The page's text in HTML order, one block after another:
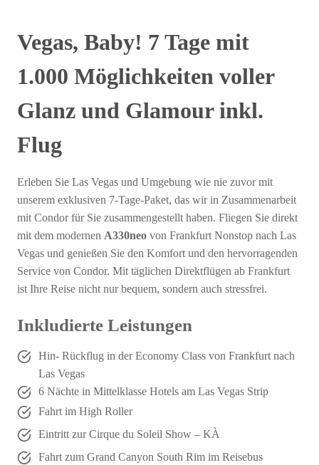
Vegas, Baby! 7 Tage mit
1.000 Möglichkeiten voller
Glanz und Glamour inkl.
Flug
Erleben Sie Las Vegas und Umgebung wie nie zuvor mit
unserem exklusiven 7-Tage-Paket, das wir in Zusammenarbeit
mit Condor für Sie zusammengestellt haben. Fliegen Sie direkt
mit dem modernen A330neo von Frankfurt Nonstop nach Las
Vegas und genießen Sie den Komfort und den hervorragenden
Service von Condor. Mit täglichen Direktflügen ab Frankfurt
ist Ihre Reise nicht nur bequem, sondern auch stressfrei.
Inkludierte Leistungen
Hin- Rückflug in der Economy Class von Frankfurt nach
Las Vegas
6 Nächte in Mittelklasse Hotels am Las Vegas Strip
Fahrt im High Roller
Eintritt zur Cirque du Soleil Show – KÀ
Fahrt zum Grand Canyon South Rim im Reisebus